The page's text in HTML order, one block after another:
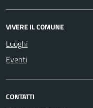
VIVERE IL COMUNE
Luoghi
Eventi
CONTATTI